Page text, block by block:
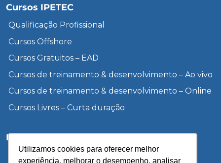
Utilizamos cookies para oferecer melhor
experiência, melhorar o desempenho, analisar
Cursos IPETEC
Qualificação Profissional
Cursos Offshore
Cursos Gratuitos – EAD
Cursos de treinamento & desenvolvimento – Ao vivo
Cursos de treinamento & desenvolvimento – Online
Cursos Livres – Curta duração
Institucional
Inscreva-se